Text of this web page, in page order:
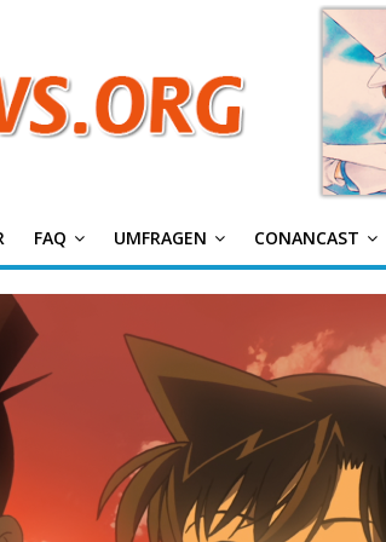
FAQ UMFRAGEN CONANCAST